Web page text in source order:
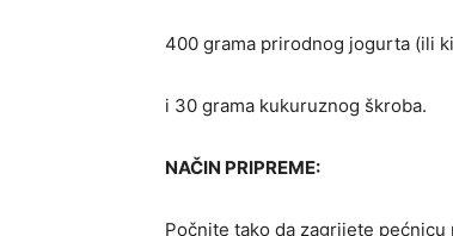
400 grama prirodnog jogurta (ili
i 30 grama kukuruznog škroba.
NAČIN PRIPREME:
Počnite tako da zagrijete